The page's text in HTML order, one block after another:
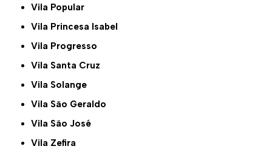
Vila Popular
Vila Princesa Isabel
Vila Progresso
Vila Santa Cruz
Vila Solange
Vila São Geraldo
Vila São José
Vila Zefira